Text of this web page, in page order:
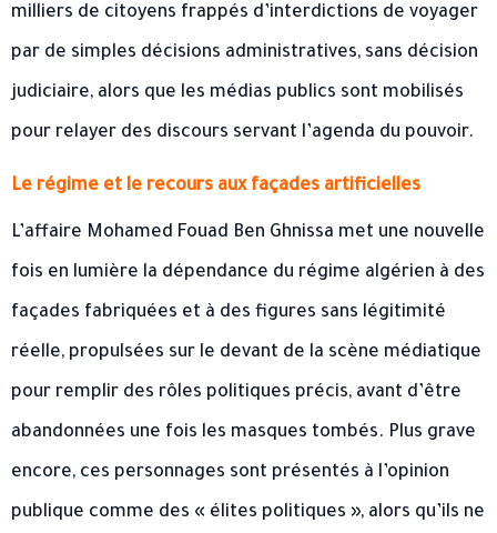
milliers de citoyens frappés d’interdictions de voyager
par de simples décisions administratives, sans décision
judiciaire, alors que les médias publics sont mobilisés
pour relayer des discours servant l’agenda du pouvoir.
Le régime et le recours aux façades artificielles
L’affaire Mohamed Fouad Ben Ghnissa met une nouvelle
fois en lumière la dépendance du régime algérien à des
façades fabriquées et à des figures sans légitimité
réelle, propulsées sur le devant de la scène médiatique
pour remplir des rôles politiques précis, avant d’être
abandonnées une fois les masques tombés. Plus grave
encore, ces personnages sont présentés à l’opinion
publique comme des « élites politiques », alors qu’ils ne